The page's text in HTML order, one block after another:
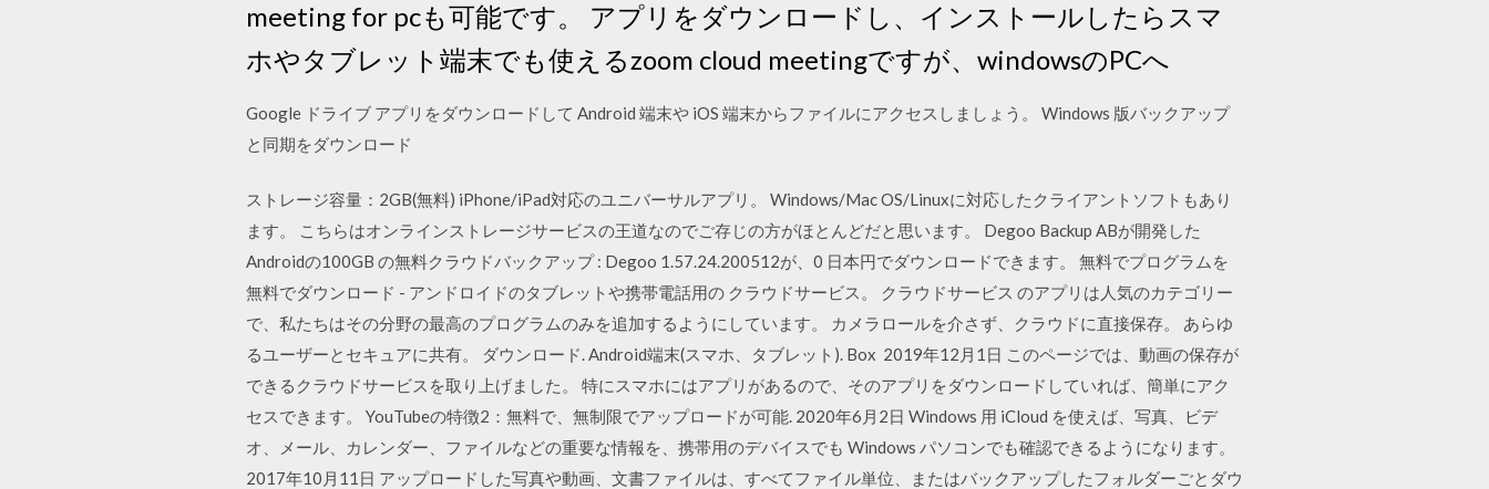
meeting for pcも可能です。 アプリをダウンロードし、インストールしたらスマ
ホやタブレット端末でも使えるzoom cloud meetingですが、windowsのPCへ
Google ドライブ アプリをダウンロードして Android 端末や iOS 端末からファイルにアクセスしましょう。 Windows 版バックアップ
と同期をダウンロード
ストレージ容量：2GB(無料) iPhone/iPad対応のユニバーサルアプリ。 Windows/Mac OS/Linuxに対応したクライアントソフトもあり
ます。 こちらはオンラインストレージサービスの王道なのでご存じの方がほとんどだと思います。 Degoo Backup ABが開発した
Androidの100GB の無料クラウドバックアップ : Degoo 1.57.24.200512が、0 日本円でダウンロードできます。 無料でプログラムを
無料でダウンロード - アンドロイドのタブレットや携帯電話用の クラウドサービス。 クラウドサービス のアプリは人気のカテゴリー
で、私たちはその分野の最高のプログラムのみを追加するようにしています。 カメラロールを介さず、クラウドに直接保存。 あらゆ
るユーザーとセキュアに共有。 ダウンロード. Android端末(スマホ、タブレット). Box 2019年12月1日 このページでは、動画の保存が
できるクラウドサービスを取り上げました。 特にスマホにはアプリがあるので、そのアプリをダウンロードしていれば、簡単にアク
セスできます。 YouTubeの特徴2：無料で、無制限でアップロードが可能. 2020年6月2日 Windows 用 iCloud を使えば、写真、ビデ
オ、メール、カレンダー、ファイルなどの重要な情報を、携帯用のデバイスでも Windows パソコンでも確認できるようになります。
2017年10月11日 アップロードした写真や動画、文書ファイルは、すべてファイル単位、またはバックアップしたフォルダーごとダウ